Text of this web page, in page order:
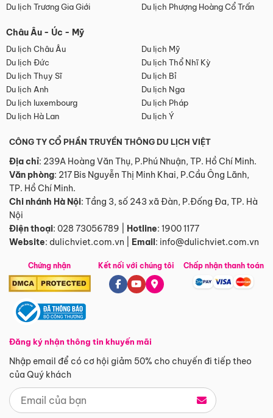
Du lịch Trương Gia Giới
Du lịch Phượng Hoàng Cổ Trấn
Châu Âu - Úc - Mỹ
Du lịch Châu Âu
Du lịch Mỹ
Du lịch Đức
Du lịch Thổ Nhĩ Kỳ
Du lịch Thụy Sĩ
Du lịch Bỉ
Du lịch Anh
Du lịch Nga
Du lịch luxembourg
Du lịch Pháp
Du lịch Hà Lan
Du lịch Ý
CÔNG TY CỔ PHẦN TRUYỀN THÔNG DU LỊCH VIỆT
Địa chỉ: 239A Hoàng Văn Thụ, P.Phú Nhuận, TP. Hồ Chí Minh.
Văn phòng: 217 Bis Nguyễn Thị Minh Khai, P.Cầu Ông Lãnh,
TP. Hồ Chí Minh.
Chi nhánh Hà Nội: Tầng 3, số 243 xã Đàn, P.Đống Đa, TP. Hà
Nội
Điện thoại: 028 73056789 Hotline: 1900 1177
Website: dulichviet.com.vn Email: info@dulichviet.com.vn
Chứng nhận
Đăng ký nhận thông tin khuyến mãi
Nhập email để có cơ hội giảm 50% cho chuyến đi tiếp theo
của Quý khách
Kết nối với chúng tôi Chấp nhận thanh toán